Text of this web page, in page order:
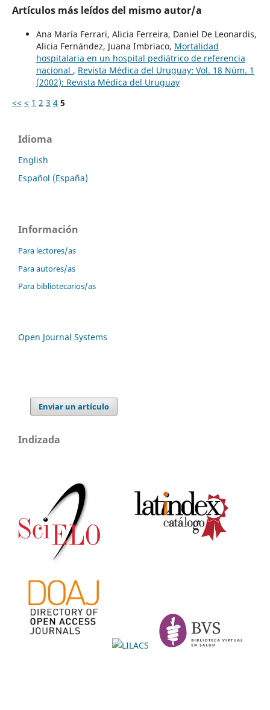
Artículos más leídos del mismo autor/a
Ana María Ferrari, Alicia Ferreira, Daniel De Leonardis,
Alicia Fernández, Juana Imbriaco, Mortalidad
hospitalaria en un hospital pediátrico de referencia
nacional , Revista Médica del Uruguay: Vol. 18 Núm. 1
(2002): Revista Médica del Uruguay
<< < 1 2 3 4 5
Idioma
English
Español (España)
Información
Para lectores/as
Para autores/as
Para bibliotecarios/as
Open Journal Systems
Enviar un artículo
Indizada